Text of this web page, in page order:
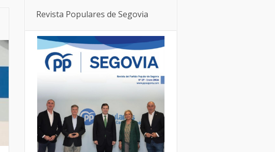
Revista Populares de Segovia